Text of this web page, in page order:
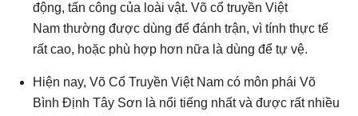
động, tấn công của loài vật. Võ cổ truyền Việt
Nam thường được dùng để đánh trận, vì tính thực tế
rất cao, hoặc phù hợp hơn nữa là dùng để tự vệ.
Hiện nay, Võ Cổ Truyền Việt Nam có môn phái Võ
Bình Định Tây Sơn là nổi tiếng nhất và được rất nhiều